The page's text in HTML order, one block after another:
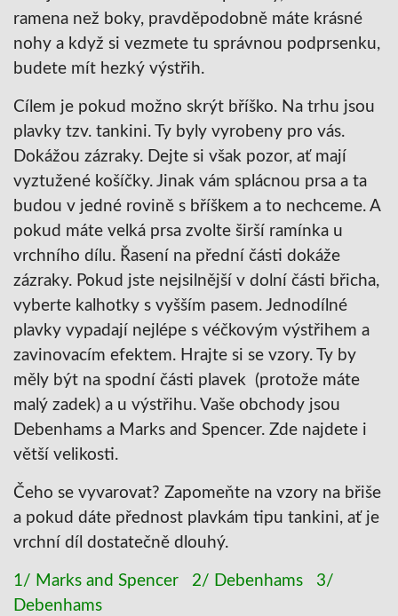
ramena než boky, pravděpodobně máte krásné
nohy a když si vezmete tu správnou podprsenku,
budete mít hezký výstřih.
Cílem je pokud možno skrýt bříško. Na trhu jsou
plavky tzv. tankini. Ty byly vyrobeny pro vás.
Dokážou zázraky. Dejte si však pozor, ať mají
vyztužené košíčky. Jinak vám splácnou prsa a ta
budou v jedné rovině s bříškem a to nechceme. A
pokud máte velká prsa zvolte širší ramínka u
vrchního dílu. Řasení na přední části dokáže
zázraky. Pokud jste nejsilnější v dolní části břicha,
vyberte kalhotky s vyšším pasem. Jednodílné
plavky vypadají nejlépe s véčkovým výstřihem a
zavinovacím efektem. Hrajte si se vzory. Ty by
měly být na spodní části plavek (protože máte
malý zadek) a u výstřihu. Vaše obchody jsou
Debenhams a Marks and Spencer. Zde najdete i
větší velikosti.
Čeho se vyvarovat? Zapomeňte na vzory na břiše
a pokud dáte přednost plavkám tipu tankini, ať je
vrchní díl dostatečně dlouhý.
1/ Marks and Spencer 2/ Debenhams
3/
Debenhams